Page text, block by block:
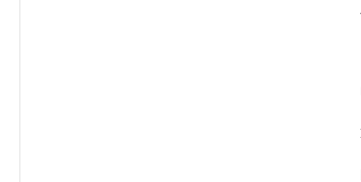
上
咨
电
通
邮